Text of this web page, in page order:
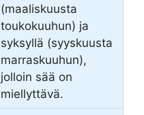
(maaliskuusta
toukokuuhun) ja
syksyllä (syyskuusta
marraskuuhun),
jolloin sää on
miellyttävä.